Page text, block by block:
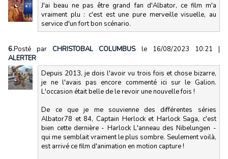
J'ai beau ne pas être grand fan d'Albator, ce film m'a
vraiment plu : c'est est une pure merveille visuelle, au
service d'un fort bon scénario.
6.Posté parCHRISTOBAL COLUMBUS le 16/08/2023 10:21|
ALERTER
Depuis 2013, je dois l'avoir vu trois fois et chose bizarre,
je ne l'avais pas encore commenté ici sur le Galion.
L'occasion était belle de le revoir une nouvelle fois !
De ce que je me souvienne des différentes séries
Albator78 et 84, Captain Herlock et Harlock Saga, c'est
bien cette dernière - Harlock L'anneau des Nibelungen -
qui me semblait vraiment le plus sombre. Seulement voilà,
est arrivé ce film d'animation en motion capture !